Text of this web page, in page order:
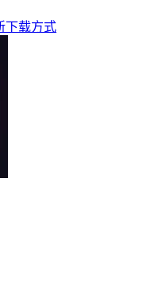
下载方式